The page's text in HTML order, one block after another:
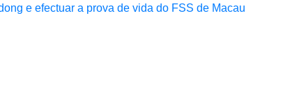
e efectuar a prova de vida do FSS de Macau